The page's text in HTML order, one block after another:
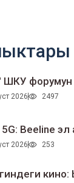
форумун
2026 2497
5G: Beeline
2026 253
кино: